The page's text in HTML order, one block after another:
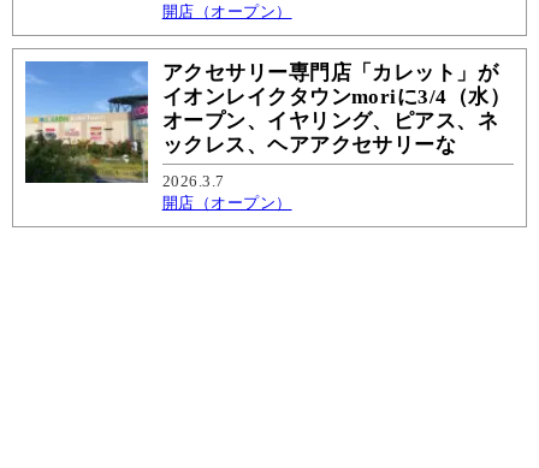
開店（オープン）
アクセサリー専門店「カレット」が
イオンレイクタウンmoriに3/4（水）
オープン、イヤリング、ピアス、ネ
ックレス、ヘアアクセサリーな
2026.3.7
開店（オープン）